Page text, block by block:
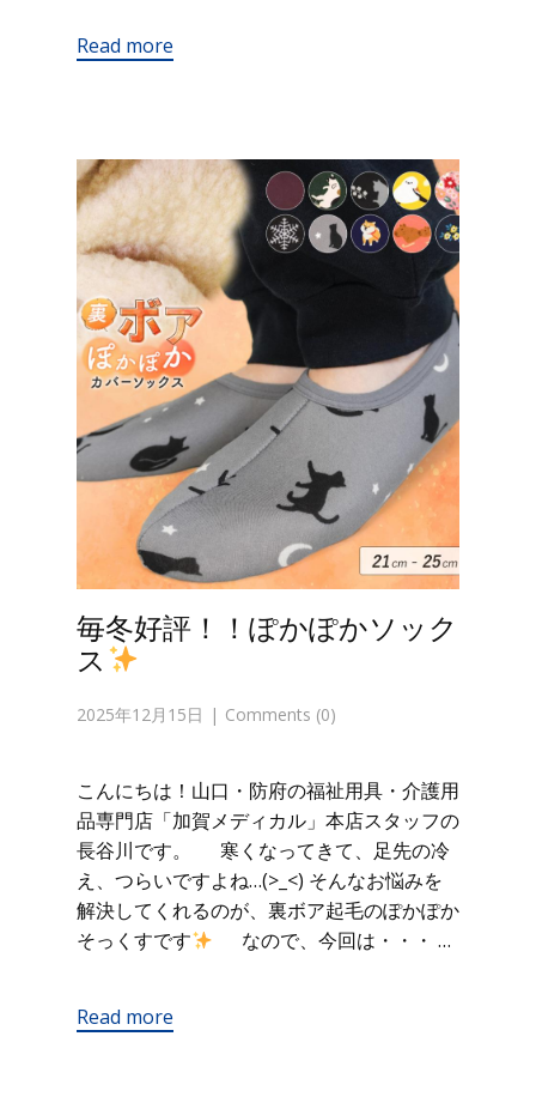
Read more
毎冬好評！！ぽかぽかソック
ス
2025年12月15日 Comments (0)
こんにちは！山口・防府の福祉用具・介護用
品専門店「加賀メディカル」本店スタッフの
長谷川です。 寒くなってきて、足先の冷
え、つらいですよね…(>_<) そんなお悩みを
解決してくれるのが、裏ボア起毛のぽかぽか
そっくすです
なので、今回は・・・ …
Read more